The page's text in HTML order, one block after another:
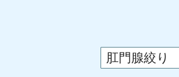
肛門腺絞